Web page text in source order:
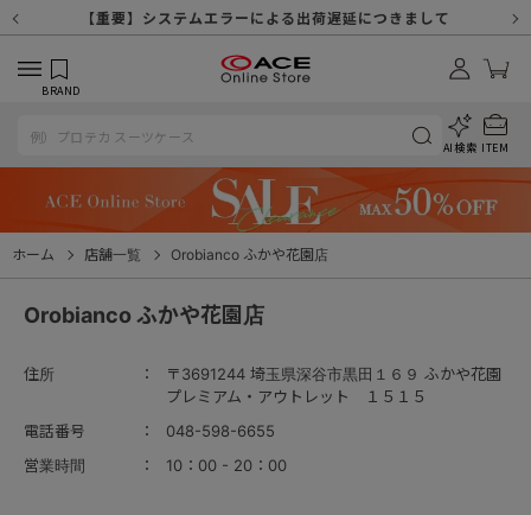
【重要】システムエラーによる出荷遅延につきまして
【重要】8/11（火・祝）休業及び配送スケジュールについて
【重要】令和８年熊本地震に伴う配送への影響について
【重要】納品書・領収書ペーパーレス化（電子化）のお知らせ
【重要】天候不良や交通状況・物量増等に伴う配送への影響について
【重要】悪質な詐欺サイトにご注意ください
【重要】各種メールが届かない場合に関しまして
【重要】お問い合わせのご対応に関しまして
【重要】SNSのなりすまし詐欺にご注意ください
BRAND
AI検索 ITEM
ホーム 店舗一覧 Orobianco ふかや花園店
Orobianco ふかや花園店
住所
〒3691244 埼玉県深谷市黒田１６９ ふかや花園
プレミアム・アウトレット １５１５
電話番号
048-598-6655
営業時間
10：00 - 20：00